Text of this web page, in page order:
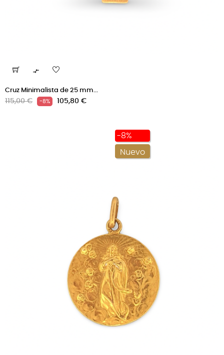

Cruz Minimalista de 25 mm...
Precio
115,00 € -8% Precio
105,80 €
-8%
Nuevo